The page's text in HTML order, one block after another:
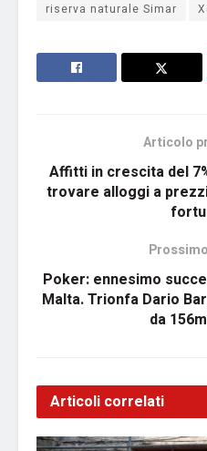
riserva naturale Simar
Articolo
Affitti in crescita del
trovare alloggi a
Poker: ennesimo
Malta. Trionfa Dario
da
Articoli correlati